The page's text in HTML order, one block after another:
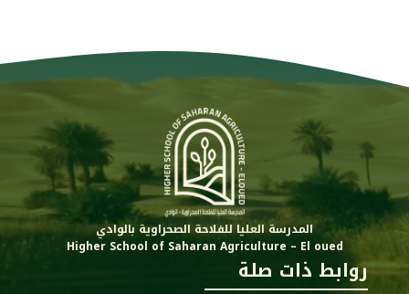
المدرسة العليا للفلاحة الصحراوية بالوادي
Higher School of Saharan Agriculture – El oued
روابط ذات صلة